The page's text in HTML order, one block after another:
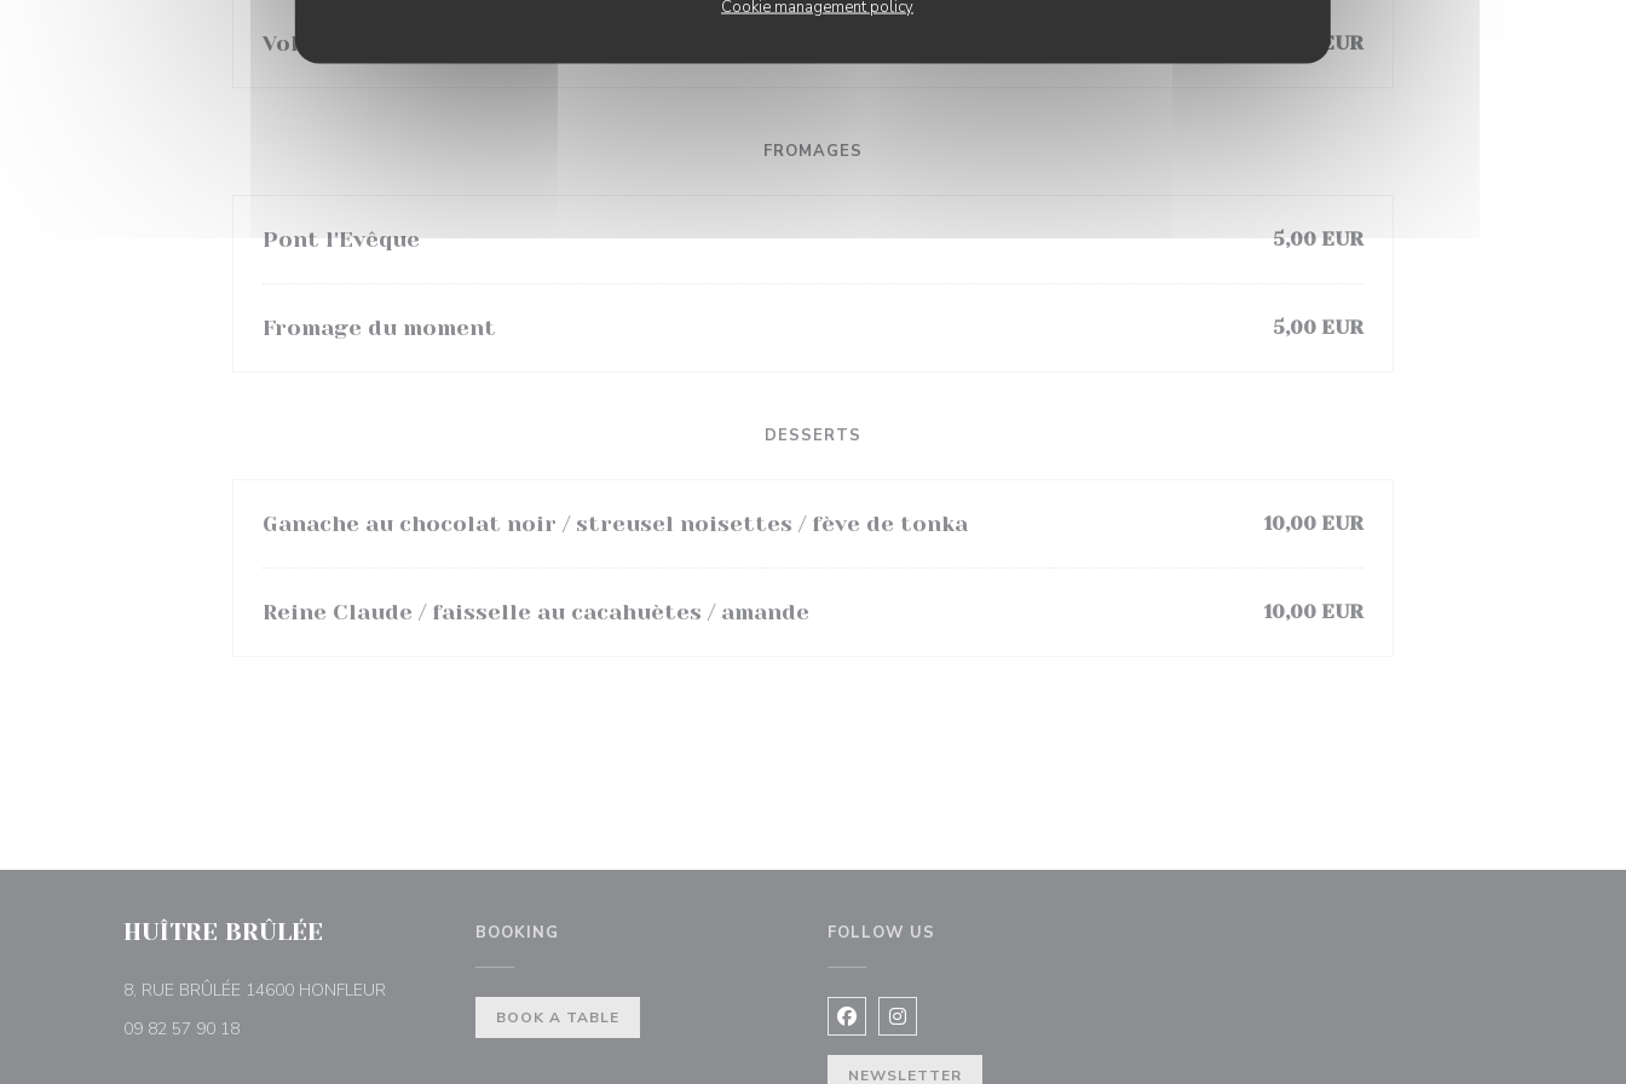
Cookie management policy
Volaille / purée de pommes de terres / crème estragon et cochon fumé 23,00 EUR
FROMAGES
Pont l'Evêque 5,00 EUR
Fromage du moment 5,00 EUR
DESSERTS
Ganache au chocolat noir / streusel noisettes / fève de tonka 10,00 EUR
Reine Claude / faisselle au cacahuètes / amande 10,00 EUR
HUÎTRE BRÛLÉE
8, RUE BRÛLÉE 14600 HONFLEUR
09 82 57 90 18
BOOKING
BOOK A TABLE
FOLLOW US
Facebook ((opens in a new window))
Instagram ((opens in a new window))
NEWSLETTER